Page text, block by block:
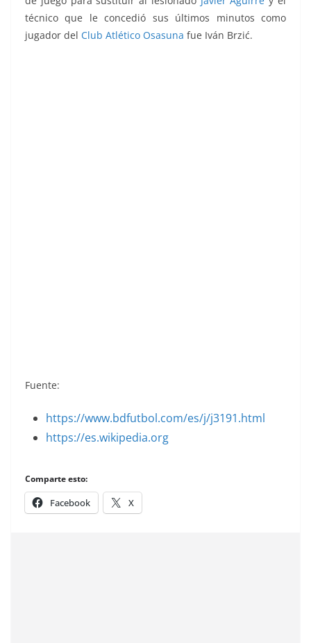
técnico que le concedió sus últimos minutos como
jugador del Club Atlético Osasuna fue Iván Brzić.
Fuente:
https://www.bdfutbol.com/es/j/j3191.html
https://es.wikipedia.org
Comparte esto:
Facebook X